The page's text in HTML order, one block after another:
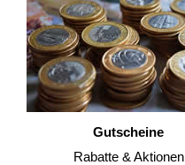
Gutscheine
Rabatte & Aktionen